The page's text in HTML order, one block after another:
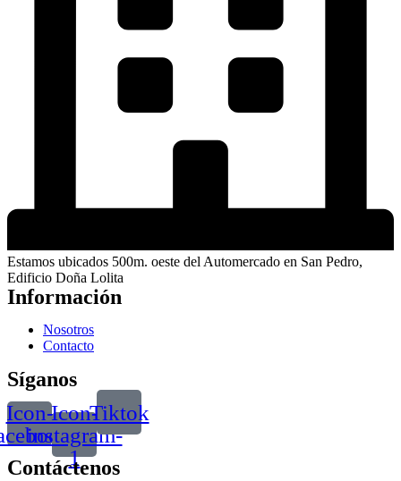
Estamos ubicados 500m. oeste del Automercado en San Pedro,
Edificio Doña Lolita
Información
Nosotros
Contacto
Síganos
Icon-Icon-
instagram-
1
Tiktok
Contáctenos